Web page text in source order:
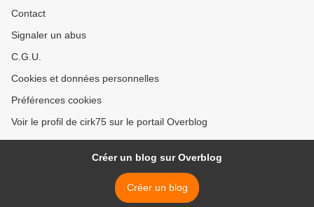
Contact
Signaler un abus
C.G.U.
Cookies et données personnelles
Préférences cookies
Voir le profil de cirk75 sur le portail Overblog
Créer un blog sur Overblog
Créer un blog